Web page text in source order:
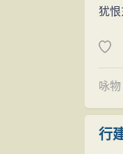
犹恨
咏物
行